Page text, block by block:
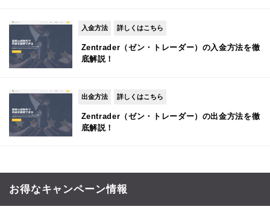
入金方法 詳しくはこちら
Zentrader（ゼン・トレーダー）の入金方法を徹
底解説！
出金方法 詳しくはこちら
Zentrader（ゼン・トレーダー）の出金方法を徹
底解説！
お得なキャンペーン情報